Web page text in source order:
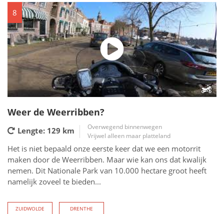
8
Weer de Weerribben?
Lengte: 129 km
Overwegend binnenwegen
Vrijwel alleen maar platteland
Het is niet bepaald onze eerste keer dat we een motorrit
maken door de Weerribben. Maar wie kan ons dat kwalijk
nemen. Dit Nationale Park van 10.000 hectare groot heeft
namelijk zoveel te bieden...
ZUIDWOLDE DRENTHE